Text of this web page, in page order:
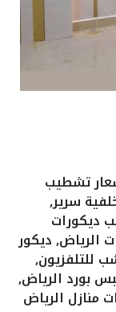
تشطيب
سرير,
ديكورات
الرياض,ديكور
للتلفزيون,
بورد الرياض,
منازل الرياض